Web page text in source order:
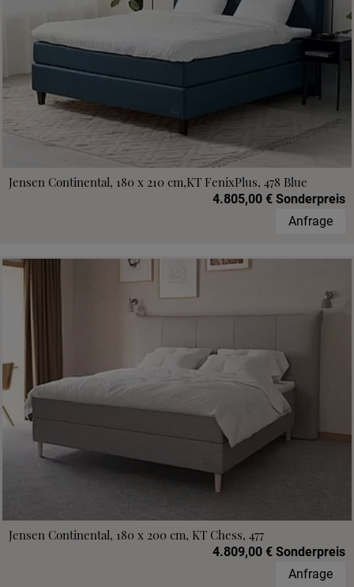
Jensen Continental, 180 x 210 cm,KT FenixPlus, 478 Blue
4.805,00 € Sonderpreis
Anfrage
Jensen Continental, 180 x 200 cm, KT Chess, 477
4.809,00 € Sonderpreis
Anfrage